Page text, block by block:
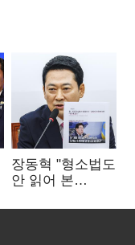
장동혁 "형소법도
안 읽어 본
속도로 무너질